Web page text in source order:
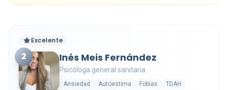
Excelente
2 Inés Meis Fernández
Psicóloga general sanitaria
Ansiedad Autoestima Fobias
TDAH